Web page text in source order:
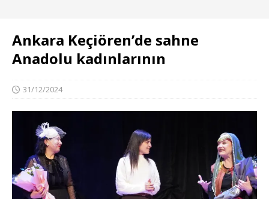
Ankara Keçiören’de sahne
Anadolu kadınlarının
31/12/2024